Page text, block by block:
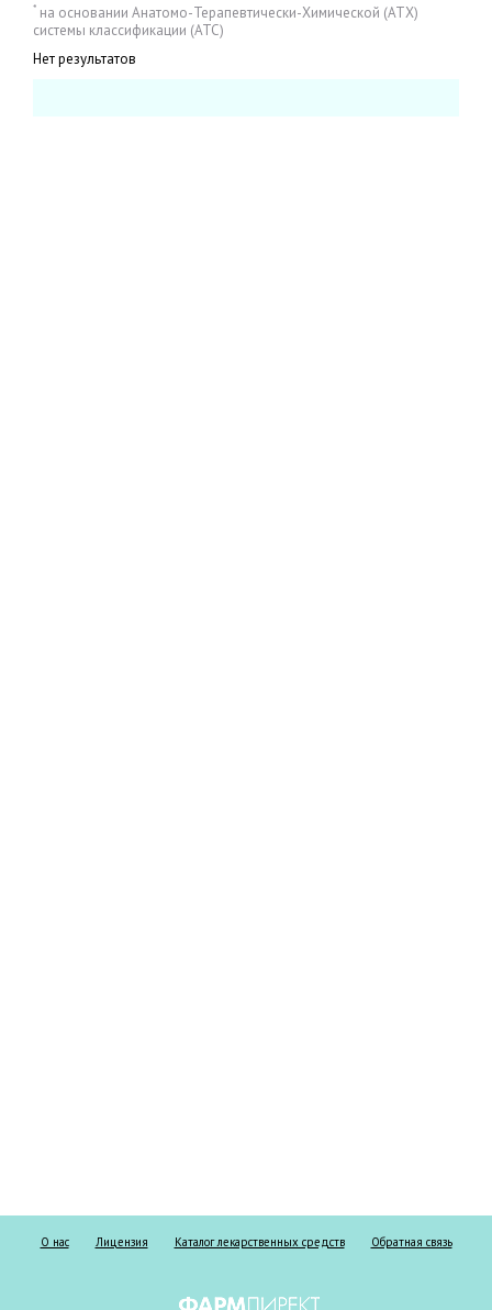
* на основании Анатомо-Терапевтически-Химической (АТХ)
системы классификации (АТС)
Нет результатов
О нас Лицензия Каталог лекарственных средств Обратная связь